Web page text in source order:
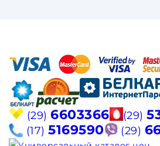
(29) 6603366 (29)
(17) 5169590 (29)